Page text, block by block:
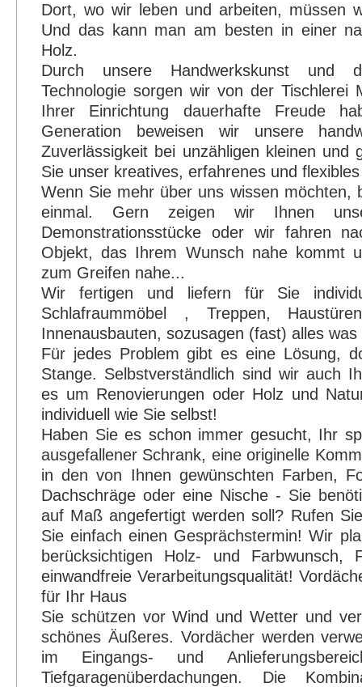
Dort, wo wir leben und arbeiten, müssen
Und das kann man am besten in einer
Holz.
Durch unsere Handwerkskunst und
Technologie sorgen wir von der Tischlerei
Ihrer Einrichtung dauerhafte Freude
Generation beweisen wir unsere
Zuverlässigkeit bei unzähligen kleinen und
Sie unser kreatives, erfahrenes und
Wenn Sie mehr über uns wissen möchten,
einmal. Gern zeigen wir Ihnen
Demonstrationsstücke oder wir fahren
Objekt, das Ihrem Wunsch nahe kommt
zum Greifen nahe...
Wir fertigen und liefern für Sie
Schlafraummöbel , Treppen,
Innenausbauten, sozusagen (fast) alles
Für jedes Problem gibt es eine Lösung,
Stange. Selbstverständlich sind wir auch
es um Renovierungen oder Holz und
individuell wie Sie selbst!
Haben Sie es schon immer gesucht, Ihr
ausgefallener Schrank, eine originelle
in den von Ihnen gewünschten Farben,
Dachschräge oder eine Nische - Sie
auf Maß angefertigt werden soll? Rufen
Sie einfach einen Gesprächstermin! Wir
berücksichtigen Holz- und Farbwunsch,
einwandfreie Verarbeitungsqualität!
für Ihr Haus
Sie schützen vor Wind und Wetter und
schönes Äußeres. Vordächer werden
im Eingangs- und
Tiefgaragenüberdachungen. Die